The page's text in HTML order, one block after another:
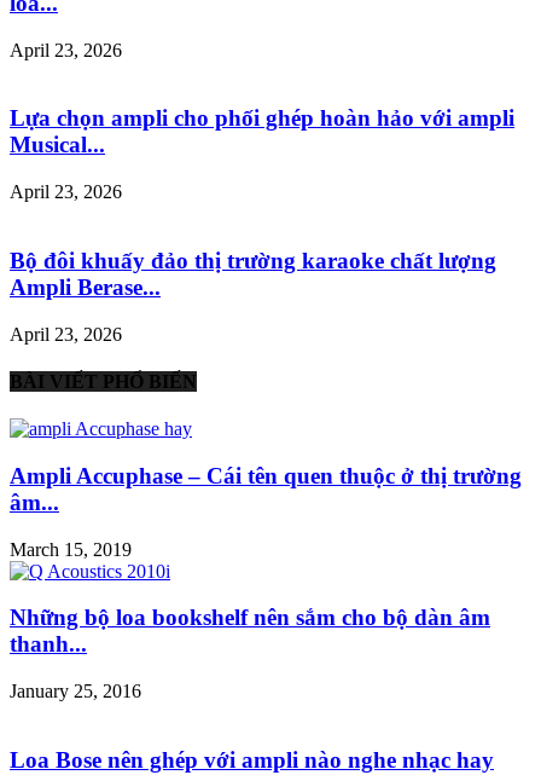
April 23, 2026
Lựa chọn ampli cho phối ghép hoàn hảo với ampli
Musical...
April 23, 2026
Bộ đôi khuấy đảo thị trường karaoke chất lượng
Ampli Berase...
April 23, 2026
BÀI VIẾT PHỔ BIẾN
Ampli Accuphase – Cái tên quen thuộc ở thị trường
âm...
March 15, 2019
Những bộ loa bookshelf nên sắm cho bộ dàn âm
thanh...
January 25, 2016
Loa Bose nên ghép với ampli nào nghe nhạc hay